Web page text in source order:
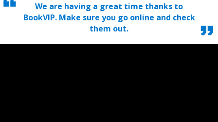
We are having a great time thanks to
BookVIP. Make sure you go online and check
them out.